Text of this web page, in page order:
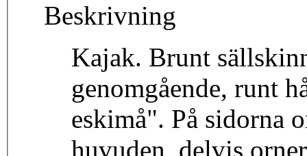
Beskrivning
Kajak. Brunt
genomgående, runt
eskimå". På sidorna